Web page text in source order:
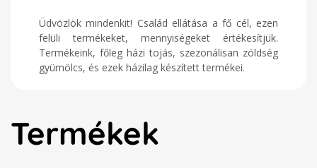
Üdvözlök mindenkit! Család ellátása a fő cél, ezen
felüli termékeket, mennyiségeket értékesítjük.
Termékeink, főleg házi tojás, szezonálisan zöldség
gyümölcs, és ezek házilag készített termékei.
Termékek